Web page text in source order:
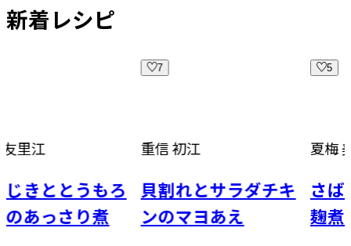
新着レシピ
うもろ
さり煮
重信 初江
貝割れとサラダチキ
ンのマヨあえ
夏梅 美智子
さばとい